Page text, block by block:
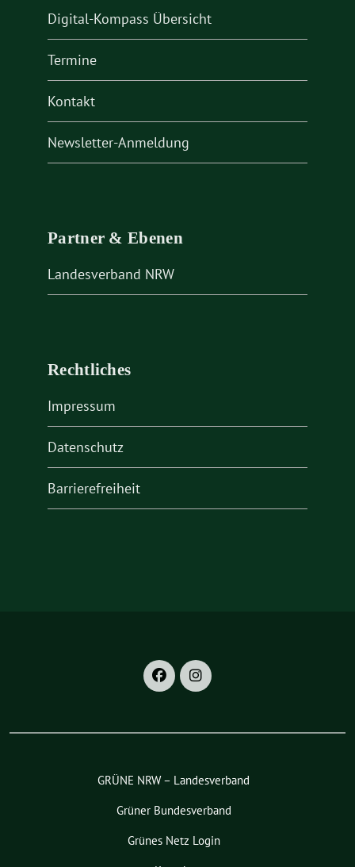
Digital-Kompass Übersicht
Termine
Kontakt
Newsletter-Anmeldung
Partner & Ebenen
Landesverband NRW
Rechtliches
Impressum
Datenschutz
Barrierefreiheit
GRÜNE NRW – Landesverband
Grüner Bundesverband
Grünes Netz Login